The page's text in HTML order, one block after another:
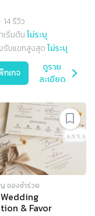
·14 รีวิว
เริ่มต้นไม่ระบุ
รับแขกสูงสุดไม่ระบุ
กเกจ
ดูราย
ละเอียด
ของชำร่วย
& Favor